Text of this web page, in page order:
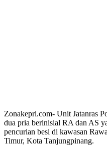
Zonakepri.com- Unit Jatanras
dua pria berinisial RA dan AS
pencurian besi di kawasan
Timur, Kota Tanjungpinang.